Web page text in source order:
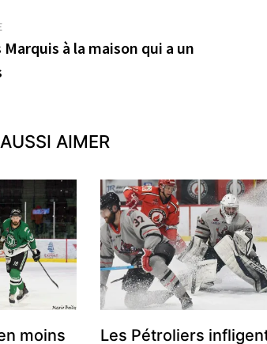
Publication
précédente :à la maison qui a un
AIMER
moins Les Pétroliers